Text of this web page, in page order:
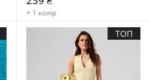
+ 1 колір
ТОП